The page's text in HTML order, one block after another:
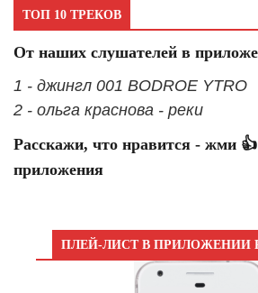
ТОП 10 ТРЕКОВ
От наших слушателей в
1 - джингл 001 BODROE YTRO
2 - ольга краснова - реки
Расскажи, что нравится - жми
приложения
ПЛЕЙ-ЛИСТ В ПРИЛОЖЕНИИ